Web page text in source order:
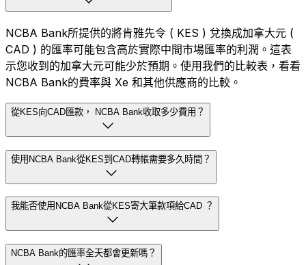
NCBA Bank所提供的將肯雅先令 ( KES ) 兌換成加拿大元 (
CAD ) 的匯率可能包含高於實際中間市場匯率的利潤。這表
示您收到的加拿大元可能少於預期。使用我們的比較表，看看
NCBA Bank的費率與 Xe 和其他供應商的比較。
從KES向CAD匯款， NCBA Bank收取多少費用？
使用NCBA Bank從KES到CAD轉帳需要多久時間？
我能否使用NCBA Bank從KES寄大筆款項給CAD ？
NCBA Bank的匯率全天都會更新嗎？